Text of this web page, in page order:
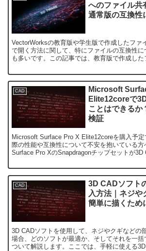
へのファイル共
通常版の互換性
VectorWorksの教育版や学生版で作成したファ
で開く方法に関して、特にファイルの互換性
も多いです。この記事では、教育版で作成し
CAD
Microsoft
Elite12coreで
ことはできるか
検証
Microsoft Surface Pro X Elite12coreを購入予
際の性能や互換性について不安を抱いている方
Surface Pro XのSnapdragonチップセットが3D
CAD
3D CADソフト
入方法｜ネジや
簡単に描くため
3D CADソフトを使用して、ネジやクギなどの
場合、どのソフトが最適か、そしてそれを一
ついて解説します。ここでは、手軽に使える